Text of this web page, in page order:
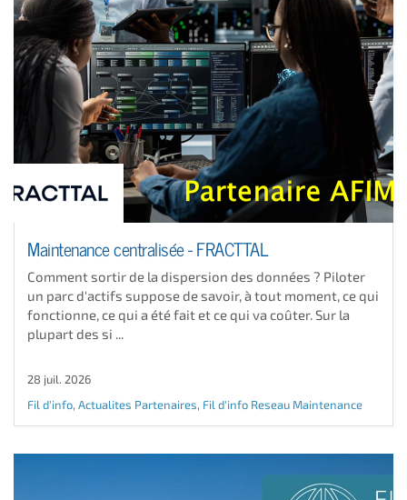
Maintenance centralisée - FRACTTAL
Comment sortir de la dispersion des données ? Piloter
un parc d'actifs suppose de savoir, à tout moment, ce qui
fonctionne, ce qui a été fait et ce qui va coûter. Sur la
plupart des si ...
28 juil. 2026
Fil d'info, Actualites Partenaires, Fil d'info Reseau Maintenance